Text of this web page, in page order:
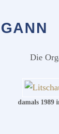
Die
damals 1989